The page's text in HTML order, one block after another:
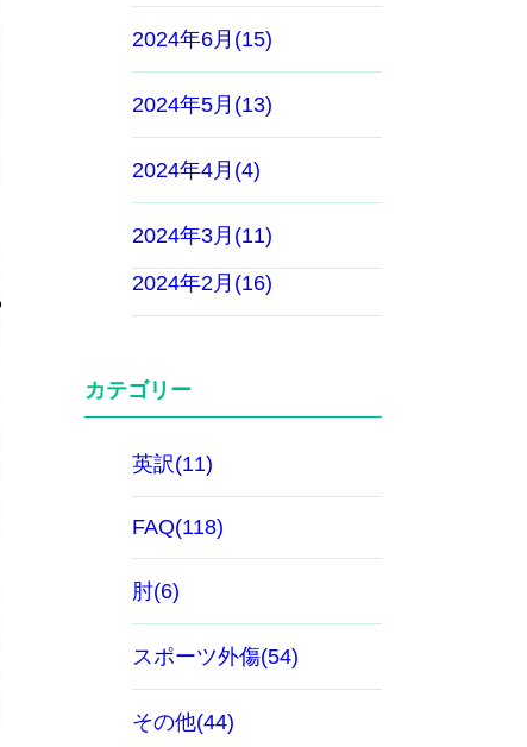
2024年6月(15)
2024年5月(13)
2024年4月(4)
2024年3月(11)
2024年2月(16)
カテゴリー
英訳(11)
FAQ(118)
肘(6)
スポーツ外傷(54)
その他(44)